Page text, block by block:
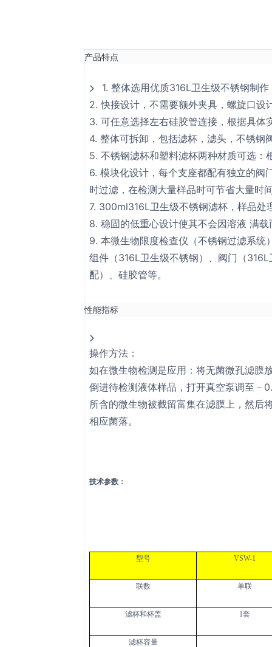
产品特点
1. 整体选用优质316L卫生级不锈钢制
2. 快接设计，不需要额外夹具，螺旋口设
3. 可任意选择左右硅胶管连接，根据具体
4. 整体可拆卸，包括滤杯，滤头，不锈钢
5. 不锈钢滤杯和塑料滤杯两种材质可选
6. 模块化设计，每个支座都配有独立的阀
时过滤，在检测大量样品时可节省大量时
7. 300ml316L卫生级不锈钢滤杯，样品处
8. 稳固的低重心设计使其不会因溶液 满
9. 本微生物限度检查仪（不锈钢过滤系
组件（316L卫生级不锈钢）、阀门（
配）、硅胶管等。
性能指标
操作方法：
如在微生物检测是应用：将无菌微孔滤膜
倒进待检测液体样品，打开真空泵调至－
所含的微生物被截留富集在滤膜上，然后
相应菌落。
技术参数：
型号 VSW-1
联数 单联
滤杯和杯盖 1套
滤杯容量